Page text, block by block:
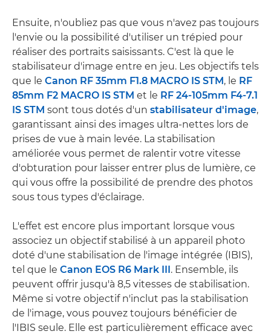
Ensuite, n'oubliez pas que vous n'avez pas toujours
l'envie ou la possibilité d'utiliser un trépied pour
réaliser des portraits saisissants. C'est là que le
stabilisateur d'image entre en jeu. Les objectifs tels
que le Canon RF 35mm F1.8 MACRO IS STM, le RF
85mm F2 MACRO IS STM et le RF 24-105mm F4-7.1
IS STM sont tous dotés d'un stabilisateur d'image,
garantissant ainsi des images ultra-nettes lors de
prises de vue à main levée. La stabilisation
améliorée vous permet de ralentir votre vitesse
d'obturation pour laisser entrer plus de lumière, ce
qui vous offre la possibilité de prendre des photos
sous tous types d'éclairage.
L'effet est encore plus important lorsque vous
associez un objectif stabilisé à un appareil photo
doté d'une stabilisation de l'image intégrée (IBIS),
tel que le Canon EOS R6 Mark III. Ensemble, ils
peuvent offrir jusqu'à 8,5 vitesses de stabilisation.
Même si votre objectif n'inclut pas la stabilisation
de l'image, vous pouvez toujours bénéficier de
l'IBIS seule. Elle est particulièrement efficace avec